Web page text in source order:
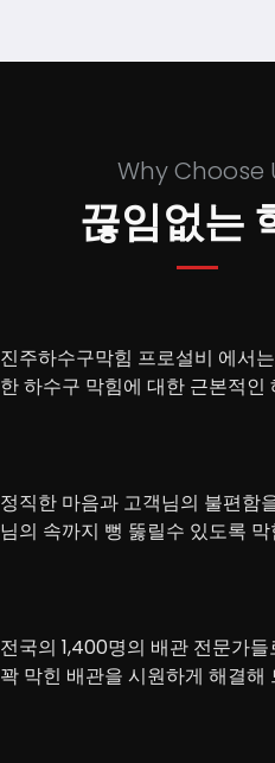
Why Choose
끊임없는
진주하수구막힘 프로설비 에서
한 하수구 막힘에 대한 근본적인
정직한 마음과 고객님의 불편함
님의 속까지 뻥 뚫릴수 있도록
전국의 1,400명의 배관 전문가
꽉 막힌 배관을 시원하게 해결해